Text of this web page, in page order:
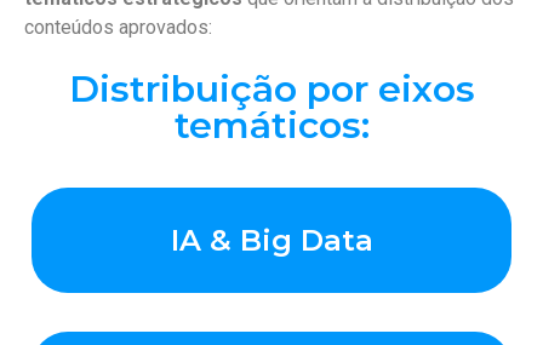
conteúdos aprovados:
Distribuição por eixos
temáticos:
IA & Big Data